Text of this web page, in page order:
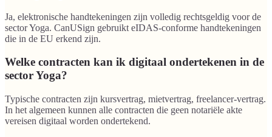
Ja, elektronische handtekeningen zijn volledig rechtsgeldig voor de
sector Yoga. CanUSign gebruikt eIDAS-conforme handtekeningen
die in de EU erkend zijn.
Welke contracten kan ik digitaal ondertekenen in de
sector Yoga?
Typische contracten zijn kursvertrag, mietvertrag, freelancer-vertrag.
In het algemeen kunnen alle contracten die geen notariële akte
vereisen digitaal worden ondertekend.